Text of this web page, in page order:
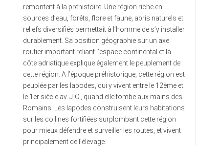
remontent à la préhistoire. Une région riche en
sources d’eau, forêts, flore et faune, abris naturels et
reliefs diversifiés permettait à l’homme de s’y installer
durablement. Sa position géographie sur un axe
routier important reliant l’espace continental et la
côte adriatique explique également le peuplement de
cette région. A l’époque préhistorique, cette région est
peuplée par les Iapodes, qui y vivent entre le 12ème et
le 1er siècle av. J-C., quand elle tombe aux mains des
Romains. Les Iapodes construisent leurs habitations
sur les collines fortifiées surplombant cette région
pour mieux défendre et surveiller les routes, et vivent
principalement de l’élevage.